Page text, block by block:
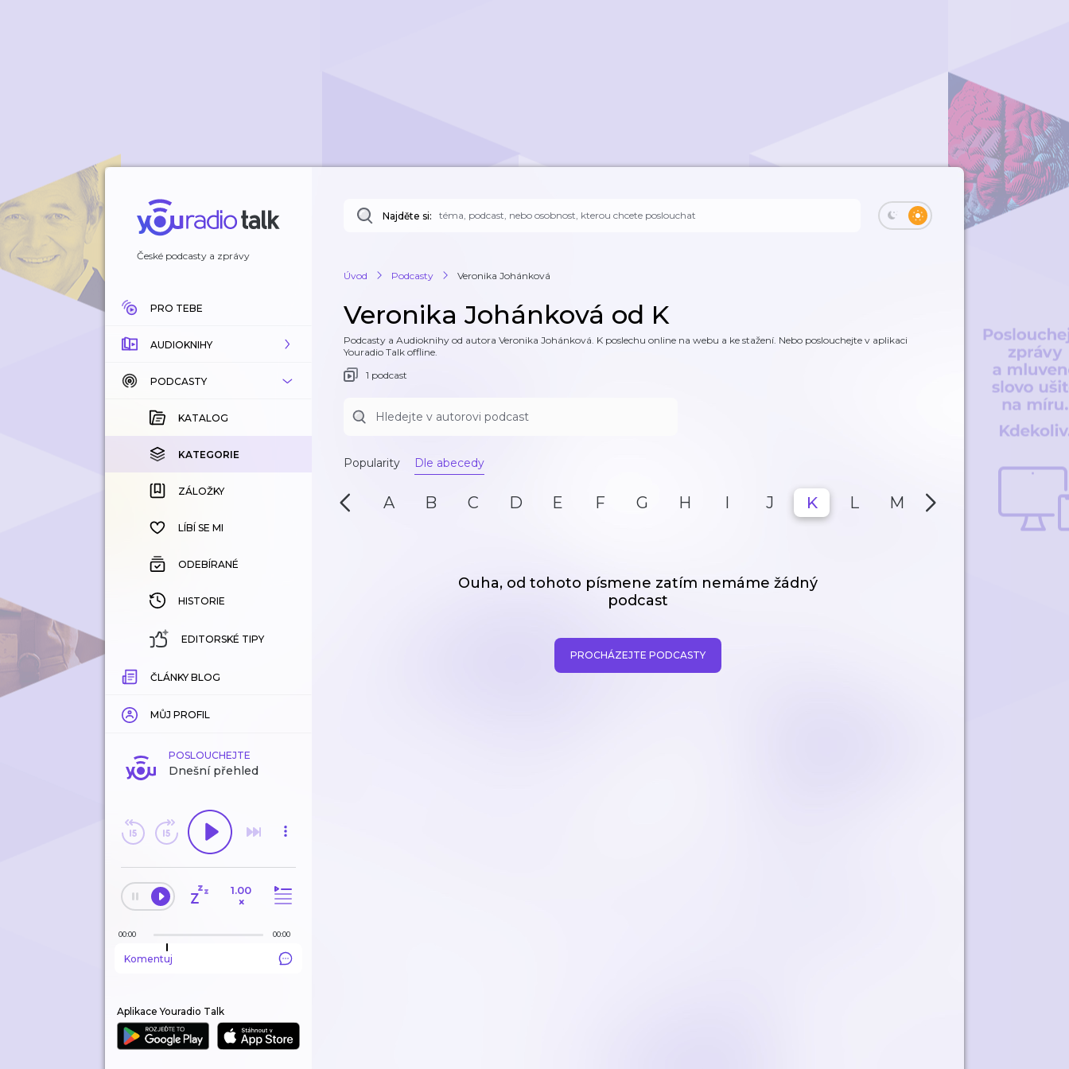
České podcasty a zprávy
PRO TEBE
AUDIOKNIHY
KATALOG
KOUPENÉ
KATEGORIE
ZÁLOŽKY
HISTORIE
PODCASTY
KATALOG
KATEGORIE
ZÁLOŽKY
LÍBÍ SE MI
ODEBÍRANÉ
HISTORIE
EDITORSKÉ TIPY
ČLÁNKY BLOG
MŮJ PROFIL
POSLOUCHEJTE
Dnešní přehled
1.00
×
00:00 00:00
Komentuj
Aplikace Youradio Talk
Najděte si:
Úvod Podcasty Veronika Johánková
Veronika Johánková od K
Podcasty a Audioknihy od autora Veronika Johánková. K poslechu online na webu a ke stažení. Nebo poslouchejte v aplikaci
Youradio Talk offline.
1 podcast
Popularity Dle abecedy
A B C D E F G H I J K L M N
Ouha, od tohoto písmene zatím nemáme žádný
podcast
PROCHÁZEJTE PODCASTY